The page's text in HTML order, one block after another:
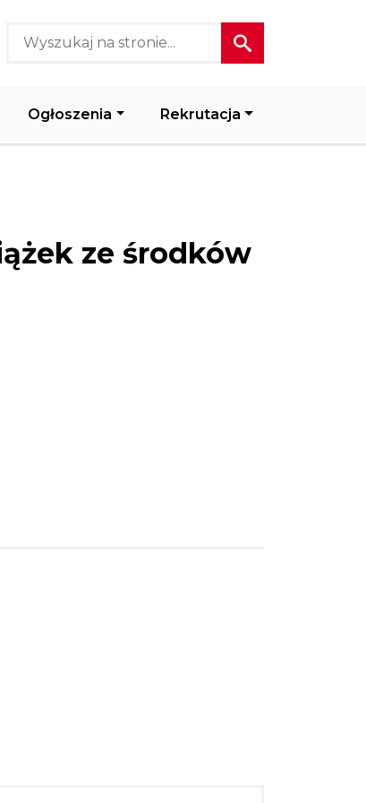
media header
Ogłoszenia Rekrutacja
ze środków